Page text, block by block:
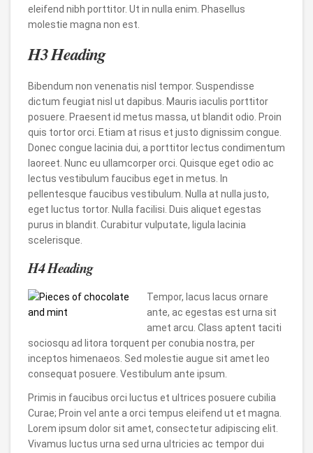
eleifend nibh porttitor. Ut in nulla enim. Phasellus
molestie magna non est.
H3 Heading
Bibendum non venenatis nisl tempor. Suspendisse
dictum feugiat nisl ut dapibus. Mauris iaculis porttitor
posuere. Praesent id metus massa, ut blandit odio. Proin
quis tortor orci. Etiam at risus et justo dignissim congue.
Donec congue lacinia dui, a porttitor lectus condimentum
laoreet. Nunc eu ullamcorper orci. Quisque eget odio ac
lectus vestibulum faucibus eget in metus. In
pellentesque faucibus vestibulum. Nulla at nulla justo,
eget luctus tortor. Nulla facilisi. Duis aliquet egestas
purus in blandit. Curabitur vulputate, ligula lacinia
scelerisque.
H4 Heading
Tempor, lacus lacus ornare
ante, ac egestas est urna sit
amet arcu. Class aptent taciti
sociosqu ad litora torquent per conubia nostra, per
inceptos himenaeos. Sed molestie augue sit amet leo
consequat posuere. Vestibulum ante ipsum.
Primis in faucibus orci luctus et ultrices posuere cubilia
Curae; Proin vel ante a orci tempus eleifend ut et magna.
Lorem ipsum dolor sit amet, consectetur adipiscing elit.
Vivamus luctus urna sed urna ultricies ac tempor dui